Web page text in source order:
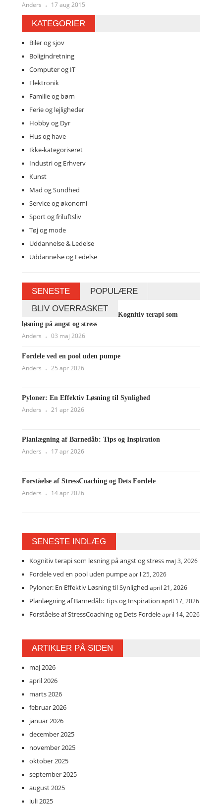
Anders 17 aug 2015
KATEGORIER
Biler og sjov
Boligindretning
Computer og IT
Elektronik
Familie og børn
Ferie og lejligheder
Hobby og Dyr
Hus og have
Ikke-kategoriseret
Industri og Erhverv
Kunst
Mad og Sundhed
Service og økonomi
Sport og friluftsliv
Tøj og mode
Uddannelse & Ledelse
Uddannelse og Ledelse
SENESTE
POPULÆRE
BLIV OVERRASKET
Kognitiv terapi som
løsning på angst og stress
Anders 03 maj 2026
Fordele ved en pool uden pumpe
Anders 25 apr 2026
Pyloner: En Effektiv Løsning til Synlighed
Anders 21 apr 2026
Planlægning af Barnedåb: Tips og Inspiration
Anders 17 apr 2026
Forståelse af StressCoaching og Dets Fordele
Anders 14 apr 2026
SENESTE INDLÆG
Kognitiv terapi som løsning på angst og stress maj 3, 2026
Fordele ved en pool uden pumpeapril 25, 2026
Pyloner: En Effektiv Løsning til Synlighed april 21, 2026
Planlægning af Barnedåb: Tips og Inspiration april 17, 2026
Forståelse af StressCoaching og Dets Fordeleapril 14, 2026
ARTIKLER PÅ SIDEN
maj 2026
april 2026
marts 2026
februar 2026
januar 2026
december 2025
november 2025
oktober 2025
september 2025
august 2025
juli 2025